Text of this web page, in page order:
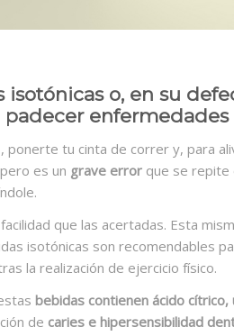
o, en su
enfermedades
tu cinta de correr y, para
es un grave error que se
que las acertadas. Esta
isotónicas son recomendables
la realización de ejercicio físico.
bebidas contienen ácido cítrico,
de caries e hipersensibilidad